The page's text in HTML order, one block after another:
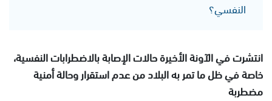
النفسي؟
انتشرت في الآونة الأخيرة حالات الإصابة بالاضطرابات النفسية،
خاصة في ظل ما تمر به البلاد من عدم استقرار وحالة أمنية
مضطربة